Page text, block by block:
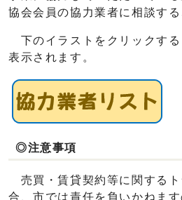
協会会員の協力業者に相談する
下のイラストをクリックす
表示されます。
◎注意事項
売買・賃貸契約等に関する
合、市では責任を負いかねま